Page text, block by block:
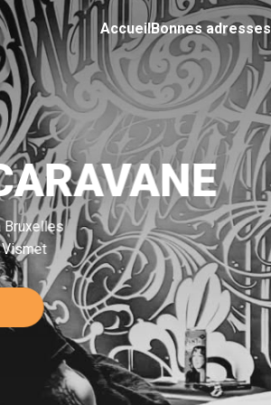
AccueilBonnes adresses
Bruxelles
Vismet